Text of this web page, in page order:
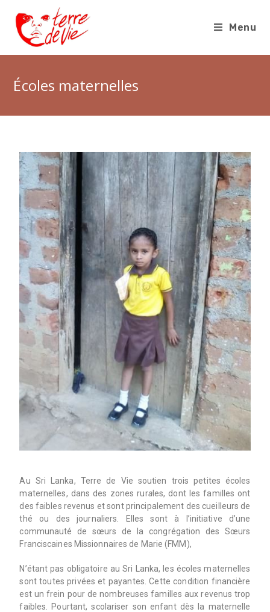
Menu
Écoles maternelles
Au Sri Lanka, Terre de Vie soutien trois petites écoles
maternelles, dans des zones rurales, dont les familles ont
des faibles revenus et sont principalement des cueilleurs de
thé ou des journaliers. Elles sont à l’initiative d’une
communauté de sœurs de la congrégation des Sœurs
Franciscaines Missionnaires de Marie (FMM),
N’étant pas obligatoire au Sri Lanka, les écoles maternelles
sont toutes privées et payantes. Cette condition financière
est un frein pour de nombreuses familles aux revenus trop
faibles. Pourtant, scolariser son enfant dès la maternelle